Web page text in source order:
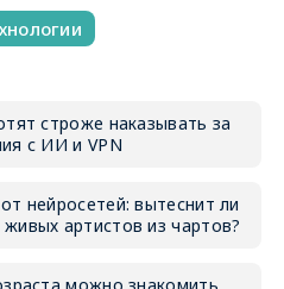
строже наказывать за
с ИИ и VPN
нейросетей: вытеснит ли
артистов из чартов?